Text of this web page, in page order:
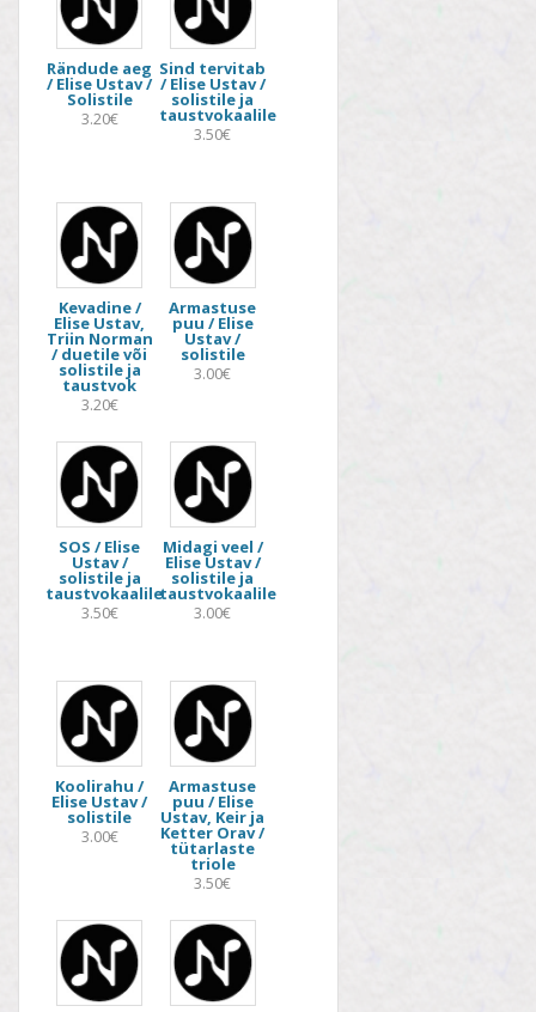
Rändude aeg
/ Elise Ustav /
Solistile
3.20€
Sind tervitab
/ Elise Ustav /
solistile ja
taustvokaalile
3.50€
Kevadine /
Elise Ustav,
Triin Norman
/ duetile või
solistile ja
taustvok
3.20€
Armastuse
puu / Elise
Ustav /
solistile
3.00€
SOS / Elise
Ustav /
solistile ja
taustvokaalile
3.50€
Midagi veel /
Elise Ustav /
solistile ja
taustvokaalile
3.00€
Koolirahu /
Elise Ustav /
solistile
3.00€
Armastuse
puu / Elise
Ustav, Keir ja
Ketter Orav /
tütarlaste
triole
3.50€